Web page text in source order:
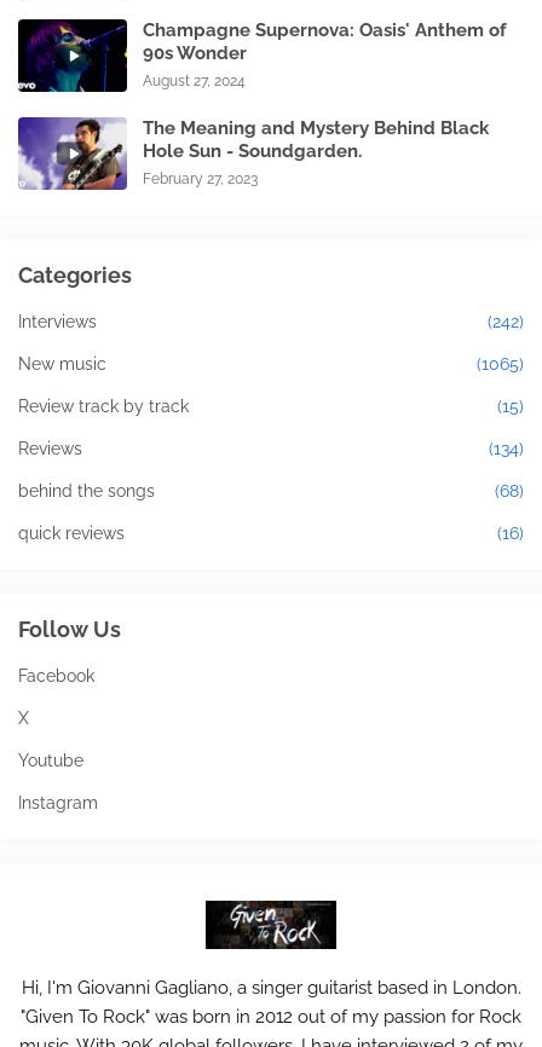
Champagne Supernova: Oasis' Anthem of
90s Wonder
August 27, 2024
The Meaning and Mystery Behind Black
Hole Sun - Soundgarden.
February 27, 2023
Categories
Interviews (242)
New music (1065)
Review track by track (15)
Reviews (134)
behind the songs (68)
quick reviews (16)
Follow Us
Facebook
X
Youtube
Instagram
Hi, I'm Giovanni Gagliano, a singer guitarist based in London.
"Given To Rock" was born in 2012 out of my passion for Rock